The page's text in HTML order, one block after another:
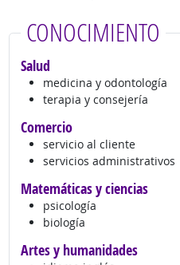
CONOCIMIENTO
Salud
medicina y odontología
terapia y consejería
Comercio
servicio al cliente
servicios administrativos
Matemáticas y ciencias
psicología
biología
Artes y humanidades